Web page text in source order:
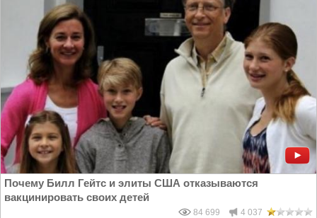
Почему Билл Гейтс и элиты США отказываются
вакцинировать своих детей
84 699 4 037